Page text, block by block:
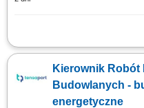
Zakres zadań: Koordynacja robót
podwykonawców; Analiza
kompletności, poprawności i
Kierownik
Budowlanych -
energetyczne